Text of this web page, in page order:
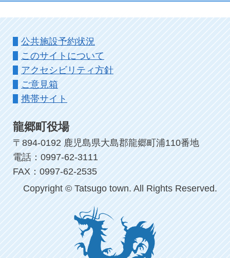
公共施設予約状況
このサイトについて
アクセシビリティ方針
ご意見箱
携帯サイト
龍郷町役場
〒894-0192 鹿児島県大島郡龍郷町浦110番地
電話：0997-62-3111
FAX：0997-62-2535
Copyright © Tatsugo town. All Rights Reserved.